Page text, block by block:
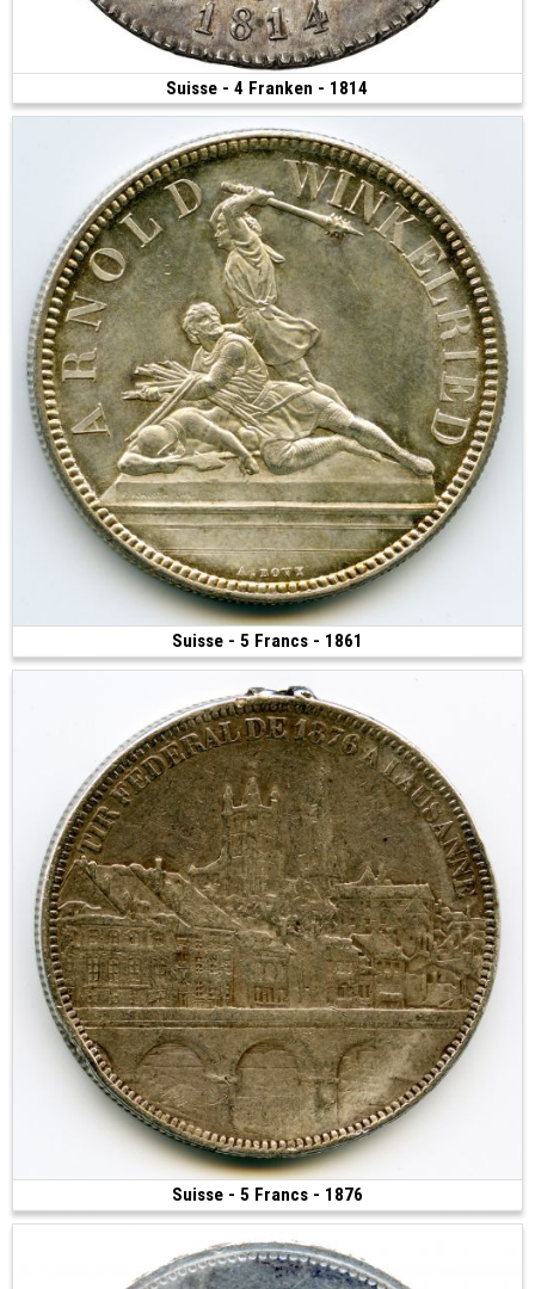
Suisse - 4 Franken - 1814
(1814 • 29.31 g • 40 mm)
Suisse - 5 Francs - 1861
(1861 • Berne • 25.00 g • 37 mm)
Suisse - 5 Francs - 1876
(1876 • Lausanne • 24.73 g • 37 mm)